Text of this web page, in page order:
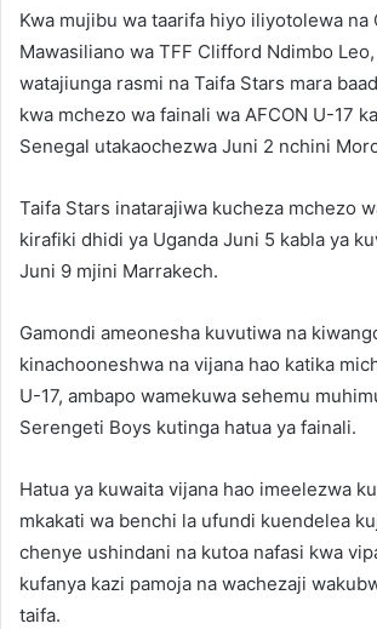
Kwa mujibu wa taarifa hiyo iliyotolewa na
Mawasiliano wa TFF Clifford Ndimbo
watajiunga rasmi na Taifa Stars mara
kwa mchezo wa fainali wa AFCON U-17
Senegal utakaochezwa Juni 2 nchini
Taifa Stars inatarajiwa kucheza mchezo
kirafiki dhidi ya Uganda Juni 5 kabla ya
Juni 9 mjini Marrakech.
Gamondi ameonesha kuvutiwa na
kinachooneshwa na vijana hao katika
U-17, ambapo wamekuwa sehemu
Serengeti Boys kutinga hatua ya fainali.
Hatua ya kuwaita vijana hao imeelezwa
mkakati wa benchi la ufundi kuendelea
chenye ushindani na kutoa nafasi kwa
kufanya kazi pamoja na wachezaji
taifa.